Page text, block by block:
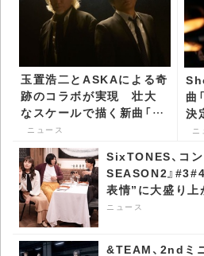
玉置浩二とASKAによる奇
跡のコラボが実現 壮大
なスケールで描く新曲「音
銀河」リリース決定 -
CDJournal ニュース
ニュース
曲
決
ニ
SixTONES、コン
SEASON2』
表情”に大盛り
ース
ニュース
&TEAM、2ndミ